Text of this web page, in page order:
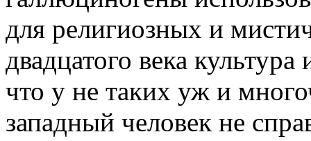
для религиозных и
двадцатого века
что у не таких уж и
западный человек не